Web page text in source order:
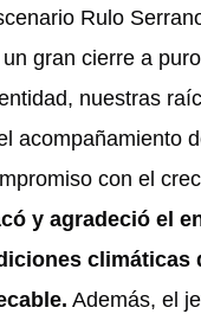
Rulo
gran cierre a
nuestras
acompañamiento
con el
y agradeció el
Además, el